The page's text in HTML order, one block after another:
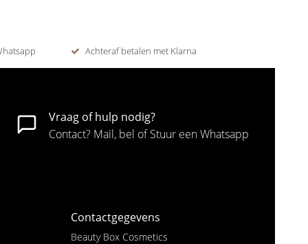
Achteraf betalen met Klarna
Vraag of hulp nodig?
Contact? Mail, bel of Stuur een Whatsapp
Contactgegevens
Beauty Box Cosmetics